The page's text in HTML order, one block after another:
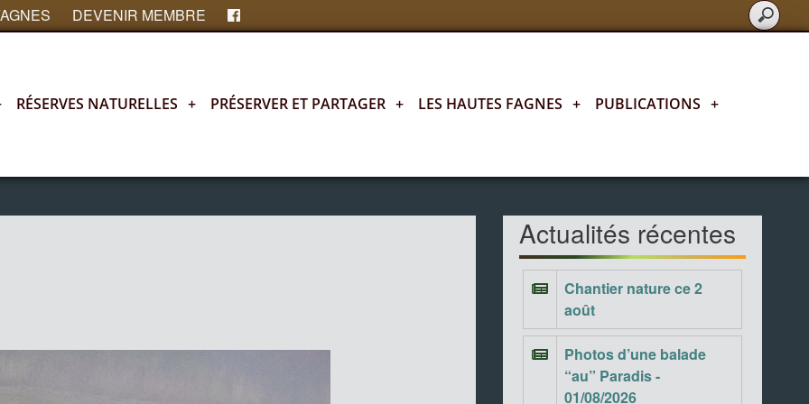
DEVENIR MEMBRE
RÉSERVES NATURELLES + PRÉSERVER ET PARTAGER + LES HAUTES FAGNES + PUBLICATIONS +
Actualités récentes
Chantier nature ce 2
août
Photos d’une balade
“au” Paradis -
01/08/2026